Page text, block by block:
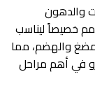
والدهون
خصيصاً ليناسب
والهضم، مما
في أهم مراحل